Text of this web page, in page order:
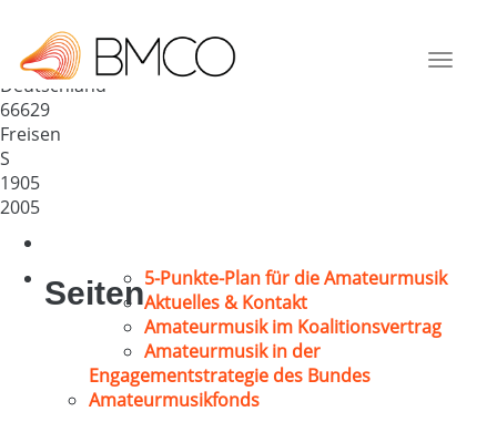
Toggle
1905
Deutschland
66629
Freisen
S
1905
2005
Seiten5-Punkte-Plan für die Amateurmusik
Aktuelles & Kontakt
Amateurmusik im Koalitionsvertrag
Amateurmusik in der
Engagementstrategie des Bundes
Amateurmusikfonds